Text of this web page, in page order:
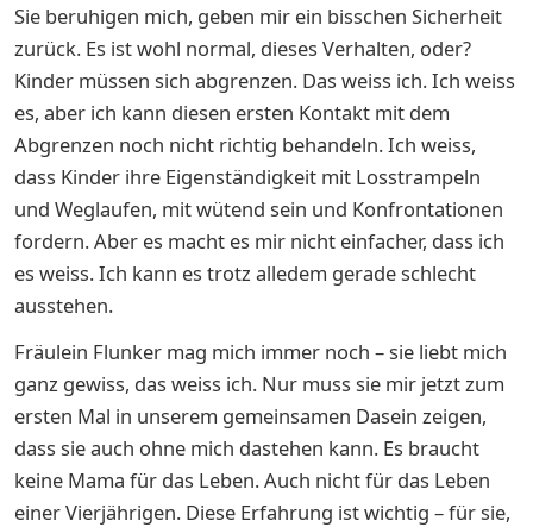
Sie beruhigen mich, geben mir ein bisschen Sicherheit
zurück. Es ist wohl normal, dieses Verhalten, oder?
Kinder müssen sich abgrenzen. Das weiss ich. Ich weiss
es, aber ich kann diesen ersten Kontakt mit dem
Abgrenzen noch nicht richtig behandeln. Ich weiss,
dass Kinder ihre Eigenständigkeit mit Losstrampeln
und Weglaufen, mit wütend sein und Konfrontationen
fordern. Aber es macht es mir nicht einfacher, dass ich
es weiss. Ich kann es trotz alledem gerade schlecht
ausstehen.
Fräulein Flunker mag mich immer noch – sie liebt mich
ganz gewiss, das weiss ich. Nur muss sie mir jetzt zum
ersten Mal in unserem gemeinsamen Dasein zeigen,
dass sie auch ohne mich dastehen kann. Es braucht
keine Mama für das Leben. Auch nicht für das Leben
einer Vierjährigen. Diese Erfahrung ist wichtig – für sie,